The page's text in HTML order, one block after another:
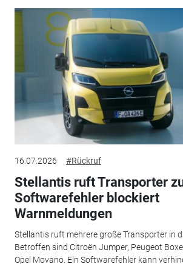
16.07.2026 #Rückruf
Stellantis ruft Transporter
Softwarefehler blockiert
Warnmeldungen
Stellantis ruft mehrere große Transporter in
Betroffen sind Citroën Jumper, Peugeot
Opel Movano. Ein Softwarefehler kann